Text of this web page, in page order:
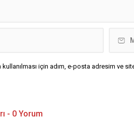
için adım, e-posta adresim ve
- 0 Yorum